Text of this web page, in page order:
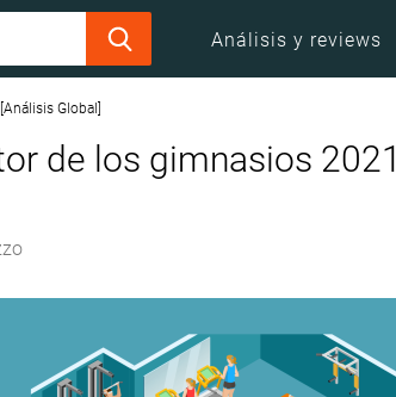
Análisis y reviews
Global]
de los gimnasios 2021